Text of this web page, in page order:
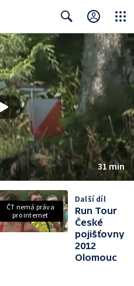
Search Close
31 min
ČT nemá práva
pro internet
Další díl
Run Tour
České
pojišťovny
2012
Olomouc